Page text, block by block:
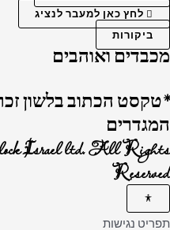
לחץ כאן למעבר לנציג
ביקורות
מכבדים ואוהבים
*טקסט הכתוב בלשון
המגדרים
Israel ltd. All Rights
Reserved
תפריט נגישות